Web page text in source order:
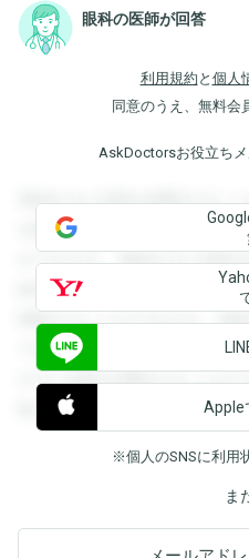
眼科の医師が回答
利用規約 と 個人
同意のうえ、無料会
AskDoctorsお役立ち
登録すると回答を閲覧するこ
を閲覧することができます。
ができます。登録すると回答
録すると回答を閲覧すること
閲覧することができます。登
できます。登録すると回答を
すると回答を閲覧することが
覧することができます。
Apple
※個人のSNSに利用
ま